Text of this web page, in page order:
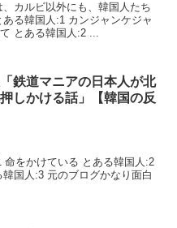
ンは有名なのにクッパが好きだなんて とある韓国人:2 ...
鉄道マニアの日本人が北
しかける話」【韓国の反